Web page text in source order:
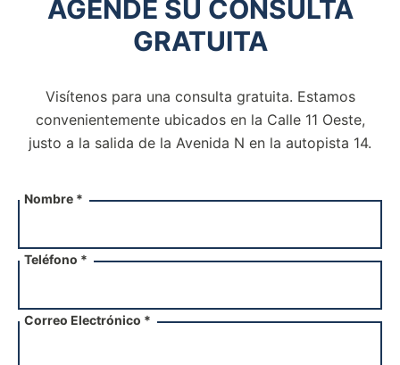
AGENDE SU CONSULTA
GRATUITA
Visítenos para una consulta gratuita. Estamos
convenientemente ubicados en la Calle 11 Oeste,
justo a la salida de la Avenida N en la autopista 14.
Nombre *
Teléfono *
Correo Electrónico *